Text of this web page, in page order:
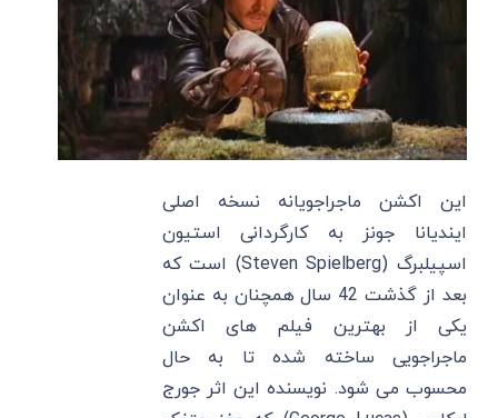
این اکشن ماجراجویانه نسخه اصلی
ایندیانا جونز به کارگردانی استیون
اسپیلبرگ (Steven Spielberg) است که
بعد از گذشت 42 سال همچنان به عنوان
یکی از بهترین فیلم های اکشن
ماجراجویی ساخته شده تا به حال
محسوب می شود. نویسنده این اثر جورج